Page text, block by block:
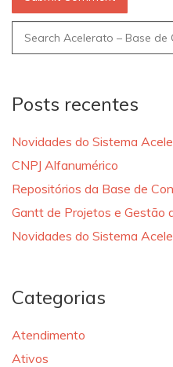
Search
for:
Posts recentes
Novidades do Sistema
CNPJ Alfanumérico
Repositórios da Base de
Gantt de Projetos e Gestão
Novidades do Sistema
Categorias
Atendimento
Ativos